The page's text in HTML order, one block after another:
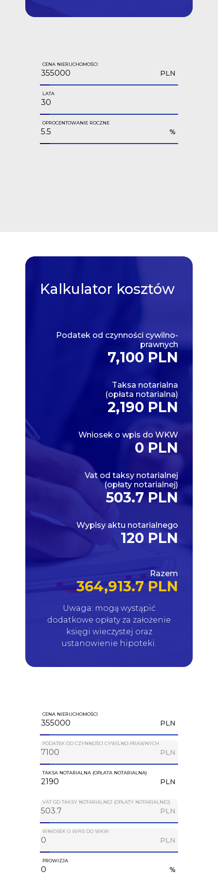
CENA NIERUCHOMOŚCI
PLN
LATA
OPROCENTOWANIE ROCZNE
%
Kalkulator kosztów
Podatek od czynności cywilno-
prawnych
7,100 PLN
Taksa notarialna
(opłata notarialna)
2,190 PLN
Wniosek o wpis do WKW
0 PLN
Vat od taksy notarialnej
(opłaty notarialnej)
503.7 PLN
Wypisy aktu notarialnego
120 PLN
Razem
364,913.7 PLN
Uwaga: mogą wystąpić
dodatkowe opłaty za założenie
księgi wieczystej oraz
ustanowienie hipoteki.
CENA NIERUCHOMOŚCI
PLN
PODATEK OD CZYNNOŚCI CYWILNO-PRAWNYCH
PLN
TAKSA NOTARIALNA (OPŁATA NOTARIALNA)
PLN
VAT OD TAKSY NOTARIALNEJ (OPŁATY NOTARIALNEJ)
PLN
WNIOSEK O WPIS DO WKW
PLN
PROWIZJA
%